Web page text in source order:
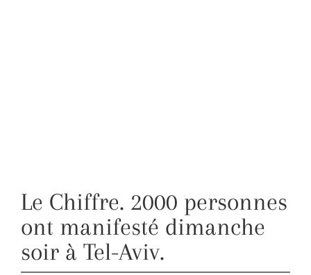
Le Chiffre. 2000 personnes
ont manifesté dimanche
soir à Tel-Aviv.